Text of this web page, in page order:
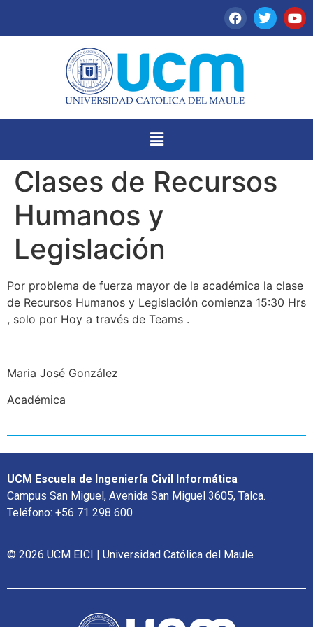
Clases de Recursos
Humanos y
Legislación
Por problema de fuerza mayor de la académica la clase
de Recursos Humanos y Legislación comienza 15:30 Hrs
, solo por Hoy a través de Teams .
Maria José González
Académica
UCM Escuela de Ingeniería Civil Informática
Campus San Miguel, Avenida San Miguel 3605, Talca.
Teléfono: +56 71 298 600
© 2026 UCM EICI | Universidad Católica del Maule